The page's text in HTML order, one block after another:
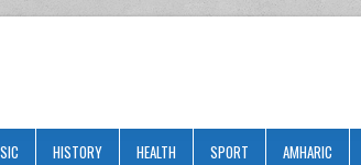
HISTORY HEALTH SPORT AMHARIC